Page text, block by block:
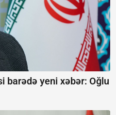
barədə yeni xəbər: Oğlu